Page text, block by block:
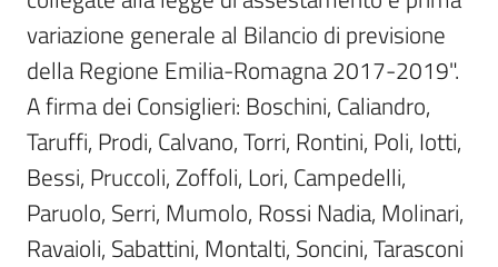
Per
i
cittadini
variazione generale al Bilancio di previsione
della Regione Emilia-Romagna 2017-2019".
A firma dei Consiglieri: Boschini, Caliandro,
Taruffi, Prodi, Calvano, Torri, Rontini, Poli, Iotti,
Bessi, Pruccoli, Zoffoli, Lori, Campedelli,
Paruolo, Serri, Mumolo, Rossi Nadia, Molinari,
Ravaioli, Sabattini, Montalti, Soncini, Tarasconi